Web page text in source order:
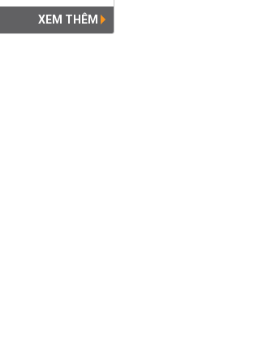
XEM THÊM